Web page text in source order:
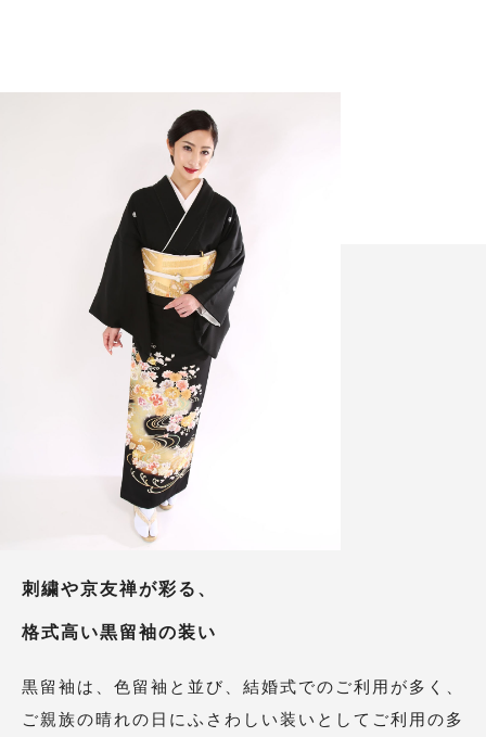
舞妓・芸者・花魁・遊女・あんみつ姫
プラン・料金
袴レンタル
刺繍や京友禅が彩る、
格式高い黒留袖の装い
黒留袖は、色留袖と並び、結婚式でのご利用が多く、
ご親族の晴れの日にふさわしい装いとしてご利用の多